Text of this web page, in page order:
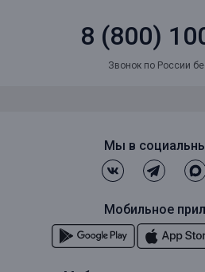
8 (800)
Звонок по России
Мы в
Мобильное